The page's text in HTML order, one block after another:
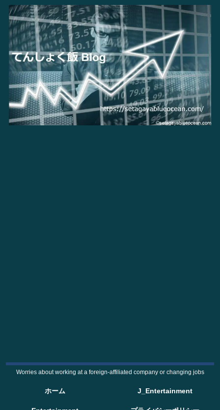
Worries about working at a foreign-affiliated company or changing jobs
ホーム J_Entertainment